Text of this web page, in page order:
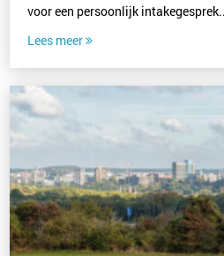
voor een persoonlijk
Lees meer